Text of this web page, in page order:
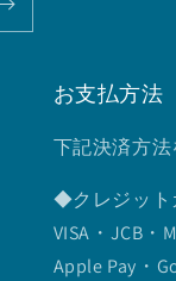
お支払方法
下記決済方法
◆クレジット
VISA・JCB・
Apple Pay・